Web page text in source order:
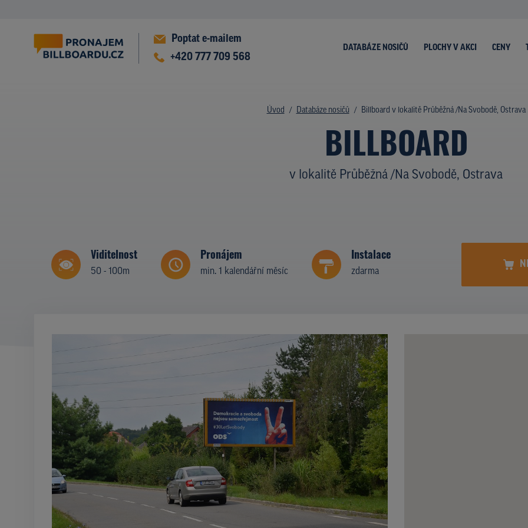
Poptat e-mailem
+420 777 709 568
DATABÁZE NOSIČŮ PLOCHY V AKCI CENY
Úvod Databáze nosičů Billboard v lokalitě Průběžná /Na Svobodě, Ostrava
BILLBOARD
v lokalitě Průběžná /Na Svobodě, Ostrava
Viditelnost
50 - 100m
Pronájem
min. 1 kalendářní měsíc
Instalace
zdarma